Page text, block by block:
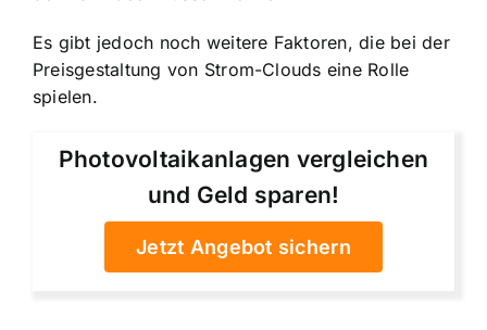
Es gibt jedoch noch weitere Faktoren, die bei der
Preisgestaltung von Strom-Clouds eine Rolle
spielen.
Photovoltaikanlagen vergleichen
und Geld sparen!
Jetzt Angebot sichern